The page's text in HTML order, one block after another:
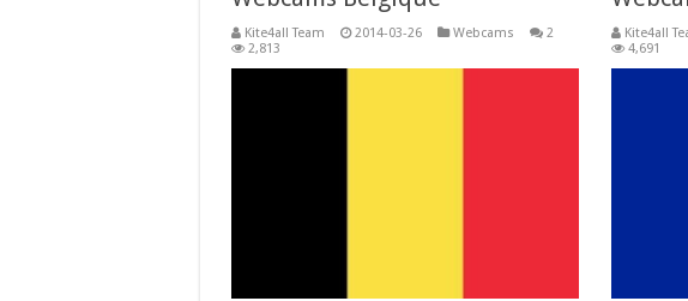
Kite4all Team 2014-03-26 Webcams
2
2,813
Kite4all
4,691